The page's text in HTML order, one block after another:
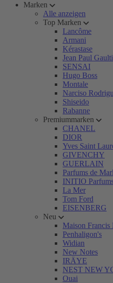
Marken
Alle anzeigen
Top Marken
Lancôme
Armani
Kérastase
Jean Paul
SENSAI
Hugo Boss
Montale
Narciso
Shiseido
Rabanne
Premiummarken
CHANEL
DIOR
Yves Saint
GIVENCHY
GUERLAIN
Parfums de
INITIO
La Mer
Tom Ford
EISENBERG
Neu
Maison
Penhaligon's
Widian
New Notes
IRÄYE
NEST NEW
Ouai